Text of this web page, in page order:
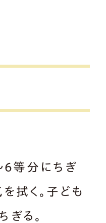
6等分にちぎ
拭く。子ども
ぎる。